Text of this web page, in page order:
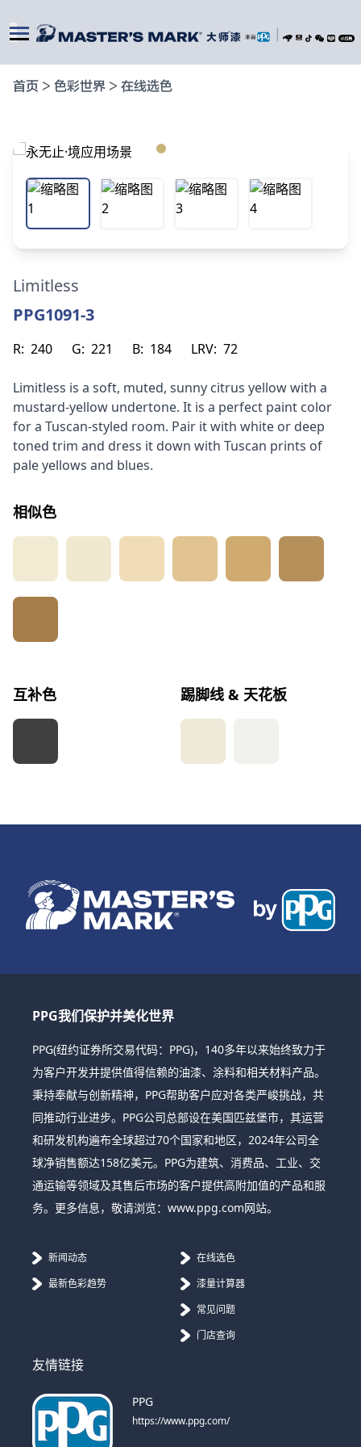
首页 > 色彩世界 > 在线选色
Limitless
PPG1091-3
R: 240 G: 221 B: 184 LRV: 72
Limitless is a soft, muted, sunny citrus yellow with a
mustard-yellow undertone. It is a perfect paint color
for a Tuscan-styled room. Pair it with white or deep
toned trim and dress it down with Tuscan prints of
pale yellows and blues.
相似色
互补色 踢脚线 & 天花板
PPG我们保护并美化世界
PPG(纽约证券所交易代码：PPG)，140多年以来始终致力于
为客户开发并提供值得信赖的油漆、涂料和相关材料产品。
秉持奉献与创新精神，PPG帮助客户应对各类严峻挑战，共
同推动行业进步。PPG公司总部设在美国匹兹堡市，其运营
和研发机构遍布全球超过70个国家和地区，2024年公司全
球净销售额达158亿美元。PPG为建筑、消费品、工业、交
通运输等领域及其售后市场的客户提供高附加值的产品和服
务。更多信息，敬请浏览：www.ppg.com网站。
新闻动态
最新色彩趋势
在线选色
漆量计算器
常见问题
门店查询
友情链接
PPG
https://www.ppg.com/